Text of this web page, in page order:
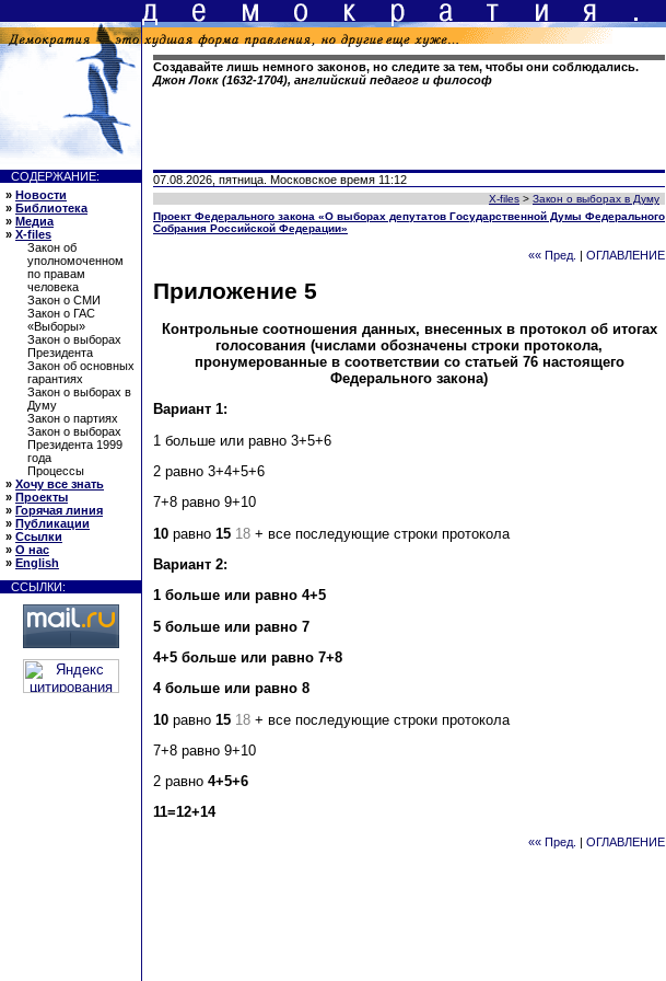
Создавайте лишь немного законов, но следите за тем, чтобы они соблюдались.
Джон Локк (1632-1704), английский педагог и философ
СОДЕРЖАНИЕ:
» Новости
» Библиотека
» Медиа
» X-files
Закон об
уполномоченном
по правам
человека
Закон о СМИ
Закон о ГАС
«Выборы»
Закон о выборах
Президента
Закон об основных
гарантиях
Закон о выборах в
Думу
Закон о партиях
Закон о выборах
Президента 1999
года
Процессы
» Хочу все знать
» Проекты
» Горячая линия
» Публикации
» Ссылки
» О нас
» English
ССЫЛКИ:
07.08.2026, пятница. Московское время 11:12
X-files > Закон о выборах в Думу
Проект Федерального закона «О выборах депутатов Государственной Думы Федерального
Собрания Российской Федерации»
«« Пред. ОГЛАВЛЕНИЕ
Приложение 5
Контрольные соотношения данных, внесенных в протокол об итогах
голосования (числами обозначены строки протокола,
пронумерованные в соответствии со статьей 76 настоящего
Федерального закона)
Вариант 1:
1 больше или равно 3+5+6
2 равно 3+4+5+6
7+8 равно 9+10
10 равно 15 18 + все последующие строки протокола
Вариант 2:
1 больше или равно 4+5
5 больше или равно 7
4+5 больше или равно 7+8
4 больше или равно 8
10 равно 15 18 + все последующие строки протокола
7+8 равно 9+10
2 равно 4+5+6
11=12+14
«« Пред. | ОГЛАВЛЕНИЕ